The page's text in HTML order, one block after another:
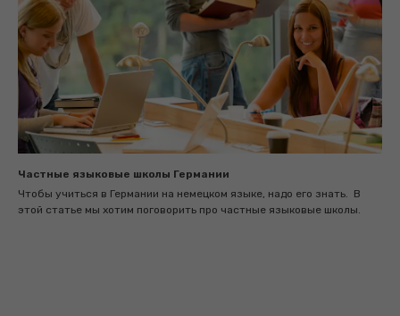
Частные языковые школы Германии
Чтобы учиться в Германии на немецком языке, надо его знать. В
этой статье мы хотим поговорить про частные языковые школы.